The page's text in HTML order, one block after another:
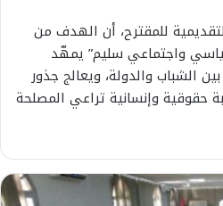
للمقترح، أن الهدف من
واجتماعي سليم” يمهّد
الشباب والدولة، ويعالج جذور
حقوقية وإنسانية تراعي المصلحة